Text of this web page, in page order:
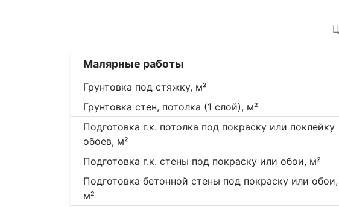
Малярные работы
Грунтовка под стяжку, м²
Грунтовка стен, потолка (1 слой), м²
Подготовка г.к. потолка под покраску или поклейку
обоев, м²
Подготовка г.к. стены под покраску или обои, м²
Подготовка бетонной стены под покраску или обои,
м²